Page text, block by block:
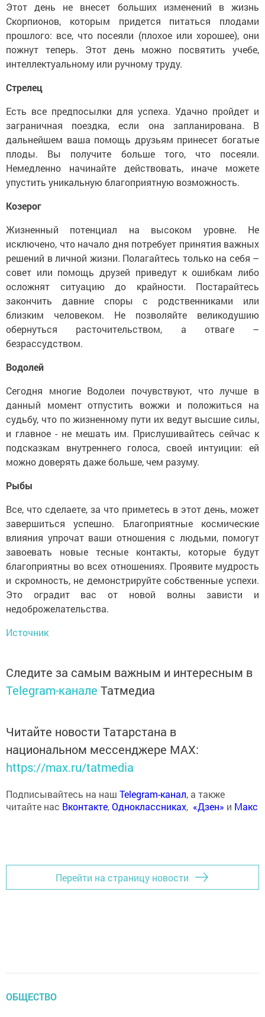
Этот день не внесет больших изменений в жизнь
Скорпионов, которым придется питаться плодами
прошлого: все, что посеяли (плохое или хорошее), они
пожнут теперь. Этот день можно посвятить учебе,
интеллектуальному или ручному труду.
Стрелец
Есть все предпосылки для успеха. Удачно пройдет и
заграничная поездка, если она запланирована. В
дальнейшем ваша помощь друзьям принесет богатые
плоды. Вы получите больше того, что посеяли.
Немедленно начинайте действовать, иначе можете
упустить уникальную благоприятную возможность.
Козерог
Жизненный потенциал на высоком уровне. Не
исключено, что начало дня потребует принятия важных
решений в личной жизни. Полагайтесь только на себя –
совет или помощь друзей приведут к ошибкам либо
осложнят ситуацию до крайности. Постарайтесь
закончить давние споры с родственниками или
близким человеком. Не позволяйте великодушию
обернуться расточительством, а отваге –
безрассудством.
Водолей
Сегодня многие Водолеи почувствуют, что лучше в
данный момент отпустить вожжи и положиться на
судьбу, что по жизненному пути их ведут высшие силы,
и главное - не мешать им. Прислушивайтесь сейчас к
подсказкам внутреннего голоса, своей интуиции: ей
можно доверять даже больше, чем разуму.
Рыбы
Все, что сделаете, за что приметесь в этот день, может
завершиться успешно. Благоприятные космические
влияния упрочат ваши отношения с людьми, помогут
завоевать новые тесные контакты, которые будут
благоприятны во всех отношениях. Проявите мудрость
и скромность, не демонстрируйте собственные успехи.
Это оградит вас от новой волны зависти и
недоброжелательства.
Источник
Следите за самым важным и интересным в
Telegram-канале Татмедиа
Читайте новости Татарстана в
национальном мессенджере MАХ:
https://max.ru/tatmedia
Подписывайтесь на наш Telegram-канал, а также
читайте нас Вконтакте,Одноклассниках, «Дзен» и Макс
Перейти на страницу новости
ОБЩЕСТВО